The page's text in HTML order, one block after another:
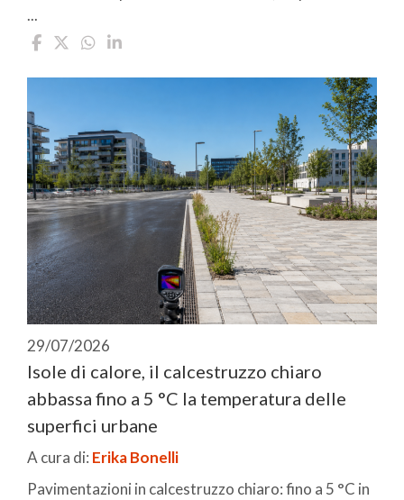
...
29/07/2026
Isole di calore, il calcestruzzo chiaro
abbassa fino a 5 °C la temperatura delle
superfici urbane
A cura di: Erika Bonelli
Pavimentazioni in calcestruzzo chiaro: fino a 5 °C in